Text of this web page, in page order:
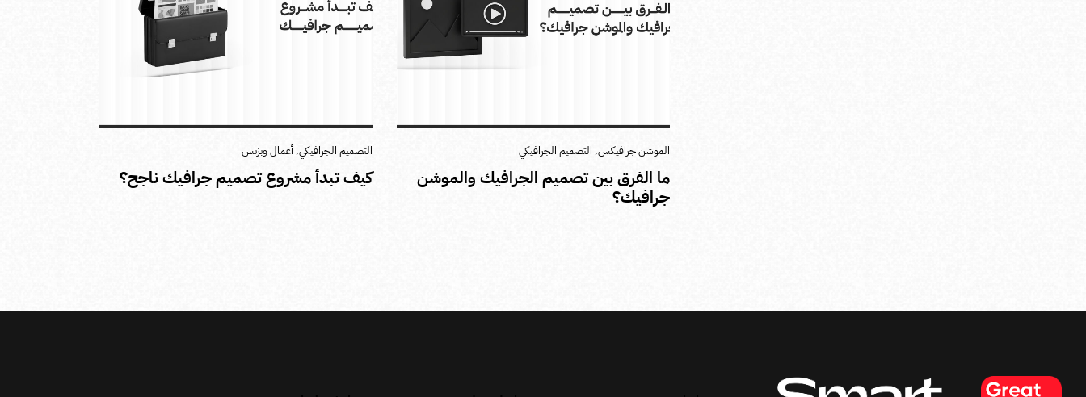
الموشن جرافيكس, التصميم الجرافيكي
ما الفرق بين تصميم الجرافيك والموشن
جرافيك؟
التصميم الجرافيكي,أعمال وبزنس
كيف تبدأ مشروع تصميم جرافيك ناجح؟